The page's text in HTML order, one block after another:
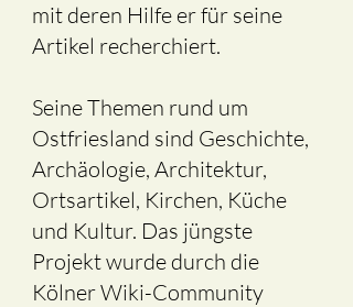
mit deren Hilfe er für seine
Artikel recherchiert.
Seine Themen rund um
Ostfriesland sind Geschichte,
Archäologie, Architektur,
Ortsartikel, Kirchen, Küche
und Kultur. Das jüngste
Projekt wurde durch die
Kölner Wiki-Community